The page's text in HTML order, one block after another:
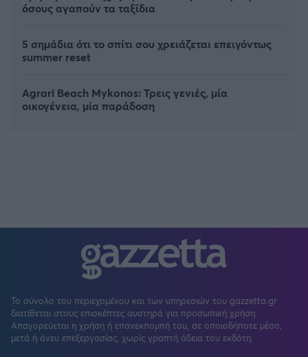
όσους αγαπούν τα ταξίδια
5 σημάδια ότι το σπίτι σου χρειάζεται επειγόντως
summer reset
Agrari Beach Mykonos: Τρεις γενιές, μία
οικογένεια, μία παράδοση
Το σύνολο του περιεχομένου και των υπηρεσιών του gazzetta.gr
διατίθεται στους επισκέπτες αυστηρά για προσωπική χρήση.
Απαγορεύεται η χρήση ή επανεκπομπή του, σε οποιοδήποτε μέσο,
μετά ή άνευ επεξεργασίας, χωρίς γραπτή άδεια του εκδότη.